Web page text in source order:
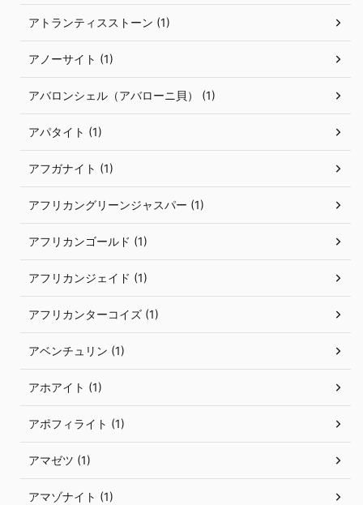
アトランティスストーン (1)
アノーサイト (1)
アバロンシェル（アバローニ貝） (1)
アパタイト (1)
アフガナイト (1)
アフリカングリーンジャスパー (1)
アフリカンゴールド (1)
アフリカンジェイド (1)
アフリカンターコイズ (1)
アベンチュリン (1)
アホアイト (1)
アポフィライト (1)
アマゼツ (1)
アマゾナイト (1)